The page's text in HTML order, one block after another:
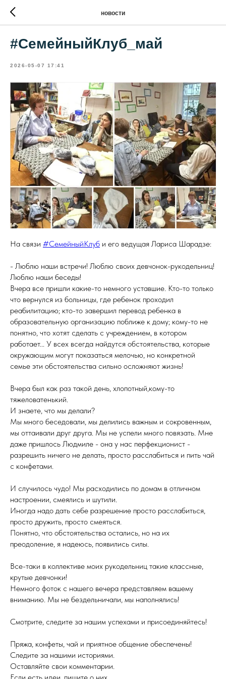
новости
#СемейныйКлуб_май
2026-05-07 17:41
На связи #СемейныйКлуб и его ведущая Лариса Шарадзе:
- Люблю наши встречи! Люблю своих девчонок-рукодельниц!
Люблю наши беседы!
Вчера все пришли какие-то немного уставшие. Кто-то только
что вернулся из больницы, где ребенок проходил
реабилитацию; кто-то завершил перевод ребенка в
образовательную организацию поближе к дому; кому-то не
понятно, что хотят сделать с учреждением, в котором
работает... У всех всегда найдутся обстоятельства, которые
окружающим могут показаться мелочью, но конкретной
семье эти обстоятельства сильно осложняют жизнь!
Вчера был как раз такой день, хлопотный,кому-то
тяжеловатенький.
И знаете, что мы делали?
Мы много беседовали, мы делились важным и сокровенным,
мы оттаивали друг друга. Мы не успели много повязать. Мне
даже пришлось Людмиле - она у нас перфекционист -
разрешить ничего не делать, просто расслабиться и пить чай
с конфетами.
И случилось чудо! Мы расходились по домам в отличном
настроении, смеялись и шутили.
Иногда надо дать себе разрешение просто расслабиться,
просто дружить, просто смеяться.
Понятно, что обстоятельства остались, но на их
преодоление, я надеюсь, появились силы.
Все-таки в коллективе моих рукодельниц такие классные,
крутые девчонки!
Немного фоток с нашего вечера представляем вашему
вниманию. Мы не бездельничали, мы наполнялись!
Смотрите, следите за нашим успехами и присоединяйтесь!
Пряжа, конфеты, чай и приятное общение обеспечены!
Следите за нашими историями.
Оставляйте свои комментарии.